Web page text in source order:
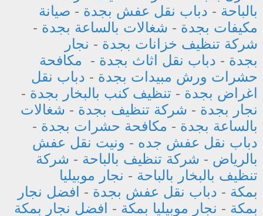
بالباحة - دباب نقل عفش بجدة - صيانة
مكيفات بجدة - شغالات بالساعة بجدة -
شركة تنظيف خزانات بجدة - نجار
بجدة - دباب نقل اثاث بجدة - مكافحة
حشرات ورش مبيدات بجدة - دباب نقل
اغراض بجدة - تنظيف كنب بالبخار بجدة -
نجار بجدة - شركة تنظيف بجدة - شغالات
بالساعة بجدة - مكافحة حشرات بجدة -
دباب نقل عفش جده - ونيت نقل عفش
بالرياض - شركة تنظيف بالباحة - شركة
تنظيف بالبخار بالباحة - نجار موبيليا
بمكة - دباب نقل عفش بجدة - افضل نجار
بمكة - نجار موبيليا بمكة - افضل نجار بمكة